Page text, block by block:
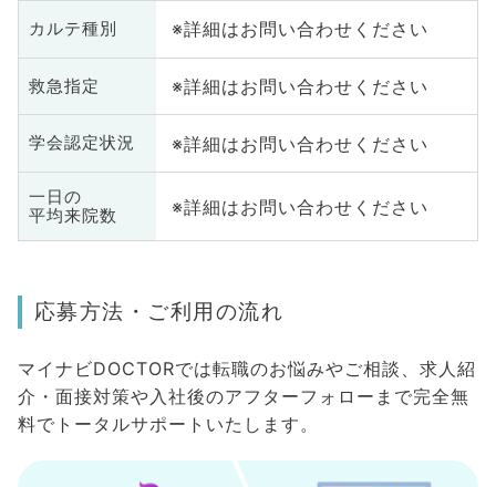
カルテ種別 ※詳細はお問い合わせください
救急指定 ※詳細はお問い合わせください
学会認定状況 ※詳細はお問い合わせください
一日の
平均来院数
※詳細はお問い合わせください
応募方法・ご利用の流れ
マイナビDOCTORでは転職のお悩みやご相談、求人紹
介・面接対策や入社後のアフターフォローまで完全無
料でトータルサポートいたします。